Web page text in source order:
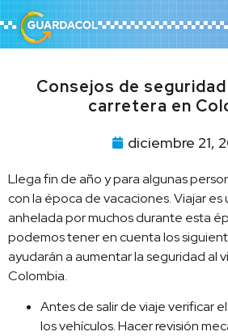
Consejos de
carretera en
diciembre 21,
Llega fin de año y para algunas
con la época de vacaciones. Viajar es
anhelada por muchos durante esta
podemos tener en cuenta los
ayudarán a aumentar la seguridad al
Colombia.
Antes de salir de viaje verificar
los vehículos. Hacer revisión